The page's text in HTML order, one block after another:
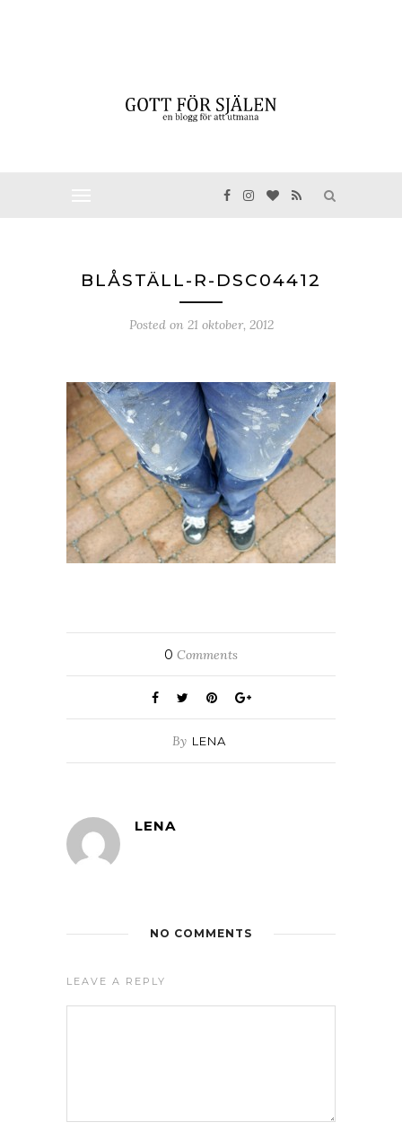
BLÅSTÄLL-R-DSC04412
Posted on 21 oktober, 2012
0 Comments
By LENA
LENA
NO COMMENTS
LEAVE A REPLY